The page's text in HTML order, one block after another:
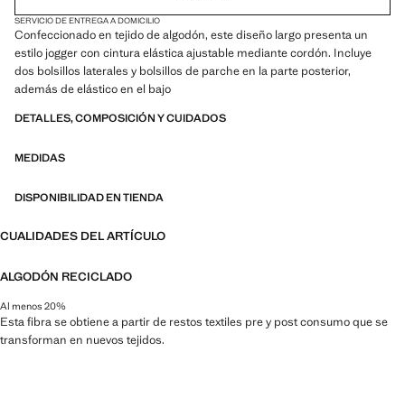
SERVICIO DE ENTREGA A DOMICILIO
Confeccionado en tejido de algodón, este diseño largo presenta un
estilo jogger con cintura elástica ajustable mediante cordón. Incluye
dos bolsillos laterales y bolsillos de parche en la parte posterior,
además de elástico en el bajo
DETALLES, COMPOSICIÓN Y CUIDADOS
MEDIDAS
DISPONIBILIDAD EN TIENDA
CUALIDADES DEL ARTÍCULO
ALGODÓN RECICLADO
Al menos 20%
Esta fibra se obtiene a partir de restos textiles pre y post consumo que se
transforman en nuevos tejidos.